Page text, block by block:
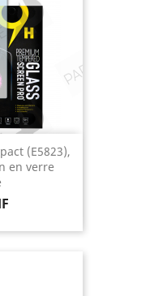
(E5823),
en verre